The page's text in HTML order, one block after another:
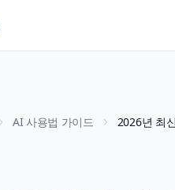
AI 사용법 가이드